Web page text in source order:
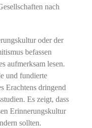
nach
oder der
befassen
aufmerksam lesen.
und fundierte
Erachtens dringend
Es zeigt, dass
Erinnerungskultur
sollten.